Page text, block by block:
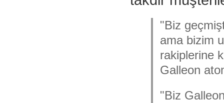
"Biz
ama bizim
rakiplerine
Galleon
"Biz